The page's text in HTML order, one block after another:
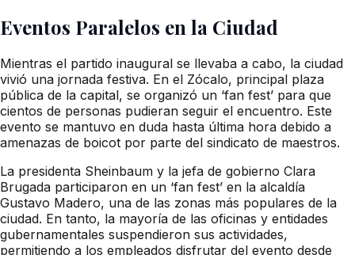
Eventos Paralelos en la Ciudad
Mientras el partido inaugural se llevaba a cabo, la ciudad
vivió una jornada festiva. En el Zócalo, principal plaza
pública de la capital, se organizó un ‘fan fest’ para que
cientos de personas pudieran seguir el encuentro. Este
evento se mantuvo en duda hasta última hora debido a
amenazas de boicot por parte del sindicato de maestros.
La presidenta Sheinbaum y la jefa de gobierno Clara
Brugada participaron en un ‘fan fest’ en la alcaldía
Gustavo Madero, una de las zonas más populares de la
ciudad. En tanto, la mayoría de las oficinas y entidades
gubernamentales suspendieron sus actividades,
permitiendo a los empleados disfrutar del evento desde